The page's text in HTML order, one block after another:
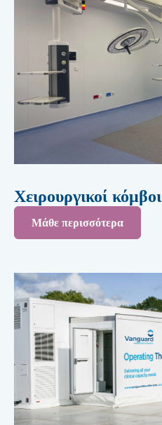
Χειρουργικοί κόμβοι
Μάθε περισσότερα